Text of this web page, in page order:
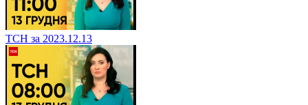
ТСН за 2023.12.13